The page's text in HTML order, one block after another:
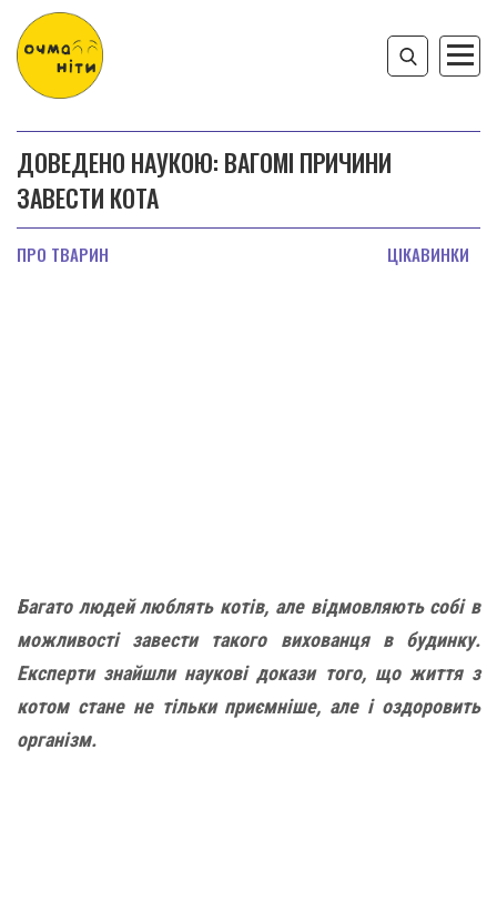
ДОВЕДЕНО НАУКОЮ: ВАГОМІ ПРИЧИНИ
ЗАВЕСТИ КОТА
ПРО ТВАРИН ЦІКАВИНКИ
Багато людей люблять котів, але відмовляють собі в
можливості завести такого вихованця в будинку.
Експерти знайшли наукові докази того, що життя з
котом стане не тільки приємніше, але і оздоровить
організм.